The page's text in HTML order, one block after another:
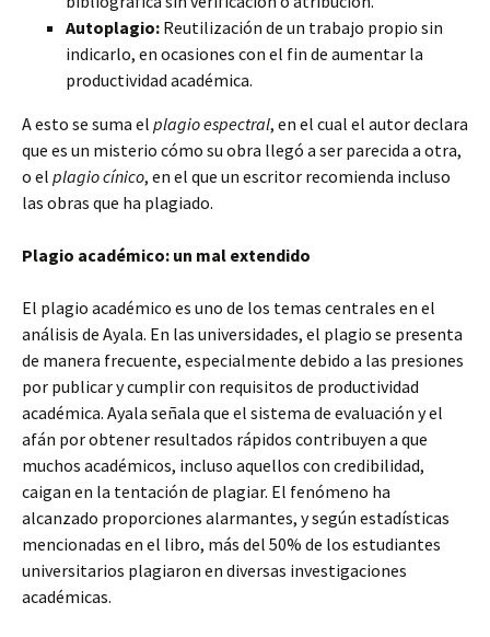
Autoplagio: Reutilización de un trabajo propio sin
indicarlo, en ocasiones con el fin de aumentar la
productividad académica.
A esto se suma el plagio espectral, en el cual el autor declara
que es un misterio cómo su obra llegó a ser parecida a otra,
o el plagio cínico, en el que un escritor recomienda incluso
las obras que ha plagiado.
Plagio académico: un mal extendido
El plagio académico es uno de los temas centrales en el
análisis de Ayala. En las universidades, el plagio se presenta
de manera frecuente, especialmente debido a las presiones
por publicar y cumplir con requisitos de productividad
académica. Ayala señala que el sistema de evaluación y el
afán por obtener resultados rápidos contribuyen a que
muchos académicos, incluso aquellos con credibilidad,
caigan en la tentación de plagiar. El fenómeno ha
alcanzado proporciones alarmantes, y según estadísticas
mencionadas en el libro, más del 50% de los estudiantes
universitarios plagiaron en diversas investigaciones
académicas.